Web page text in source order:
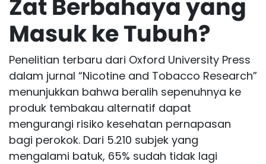
Zat Berbahaya yang
Masuk ke Tubuh?
Penelitian terbaru dari Oxford University Press
dalam jurnal “Nicotine and Tobacco Research”
menunjukkan bahwa beralih sepenuhnya ke
produk tembakau alternatif dapat
mengurangi risiko kesehatan pernapasan
bagi perokok. Dari 5.210 subjek yang
mengalami batuk, 65% sudah tidak lagi